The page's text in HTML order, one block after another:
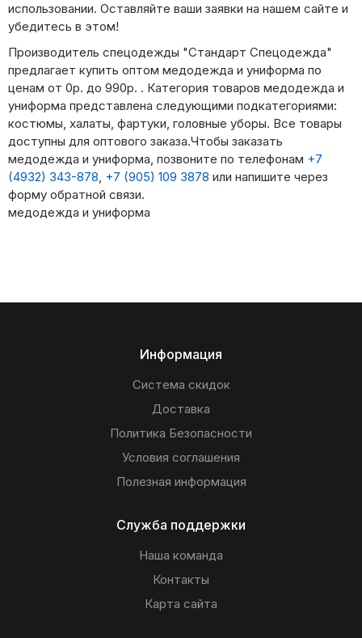
использовании. Оставляйте ваши заявки на нашем сайте и
убедитесь в этом!
Производитель спецодежды "Стандарт Спецодежда"
предлагает купить оптом медодежда и униформа по
ценам от 0р. до 990р. . Категория товаров медодежда и
униформа представлена следующими подкатегориями:
костюмы, халаты, фартуки, головные уборы. Все товары
доступны для оптового заказа.Чтобы заказать
медодежда и униформа, позвоните по телефонам +7
(4932) 343-878, +7 (905) 109 3878 или напишите через
форму обратной связи.
медодежда и униформа
Информация
Система скидок
Доставка
Политика Безопасности
Условия соглашения
Полезная информация
Служба поддержки
Наша команда
Контакты
Карта сайта